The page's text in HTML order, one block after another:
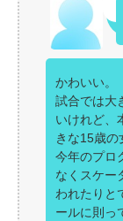
かわいい。
試合では大
いけれど、
きな15歳の
今年のプロ
なくスケー
われたりと
ールに則っ